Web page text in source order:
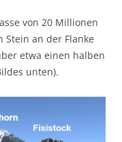
von 20 Millionen
an der Flanke
etwa einen halben
unten).